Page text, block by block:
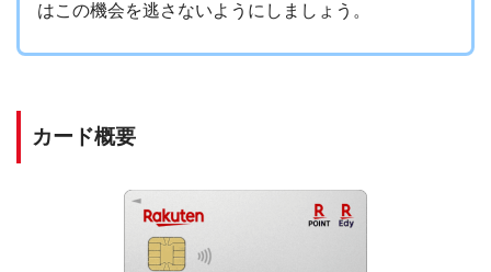
はこの機会を逃さないようにしましょう。
カード概要